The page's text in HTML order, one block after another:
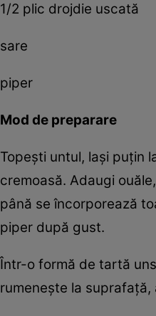
1/2 plic drojdie uscată
sare
piper
Mod de preparare
Topești untul, lași puțin
cremoasă. Adaugi
până se încorporează
piper după gust.
Într-o formă de tartă
rumenește la